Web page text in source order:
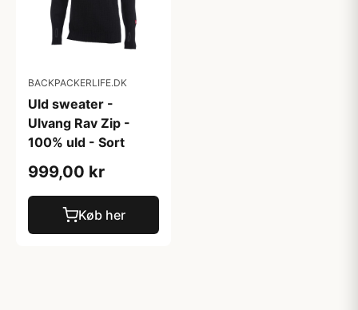
BACKPACKERLIFE.DK
Uld sweater -
Ulvang Rav Zip -
100% uld - Sort
999,00 kr
Køb her